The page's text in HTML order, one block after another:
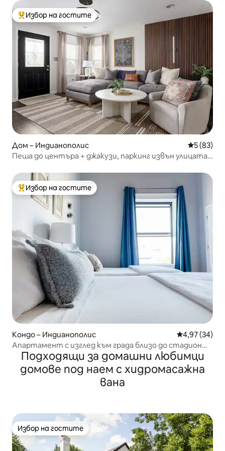
Най-популярен избор на гостите
Избор на гостите
Дом – Индианополис Средна
5 (83)
Пеша до центъра + джакузи, паркинг извън улицата,
Най-популярен избор на гостите
Избор на гостите
Кондо – Индианополис Средна
4,97 (34)
Апартамент с изглед към града близо до стадион
„Лукас Ойл“
Подходящи за домашни любимци
домове под наем с хидромасажна
вана
Избор на гостите
Избор на гостите